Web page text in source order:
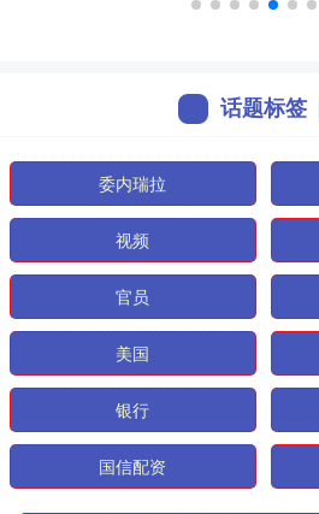
话题标签
委内瑞拉
视频
官员
美国
银行
国信配资